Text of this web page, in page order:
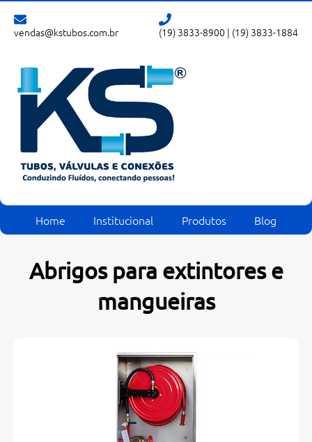
vendas@kstubos.com.br (19) 3833-8900 | (19) 3833-1884
Home Institucional Produtos Blog
Abrigos para extintores e
mangueiras